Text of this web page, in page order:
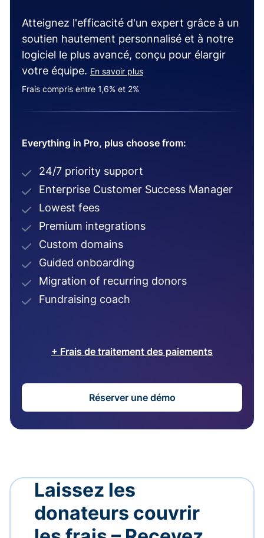
Atteignez l'efficacité d'un expert grâce à un
soutien hautement personnalisé et à notre
logiciel le plus avancé, conçu pour élargir
votre équipe. En savoir plus
Frais compris entre 1,6% et 2%
Everything in Pro, plus choose from:
24/7 priority support
Enterprise Customer Success Manager
Lowest fees
Premium integrations
Custom domains
Guided onboarding
Migration of recurring donors
Fundraising coach
+ Frais de traitement des paiements
Réserver une démo
Laissez les
donateurs couvrir